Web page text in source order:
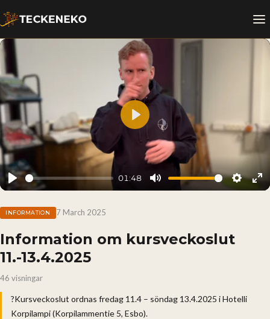
Play
01:48
Mute
Play
INFORMATION 7 March 2025
Information om kursveckoslut
11.-13.4.2025
46 visningar
?Kursveckoslut ordnas fredag 11.4 – söndag 13.4.2025 i Hotelli
Korpilampi (Korpilammentie 5, Esbo).